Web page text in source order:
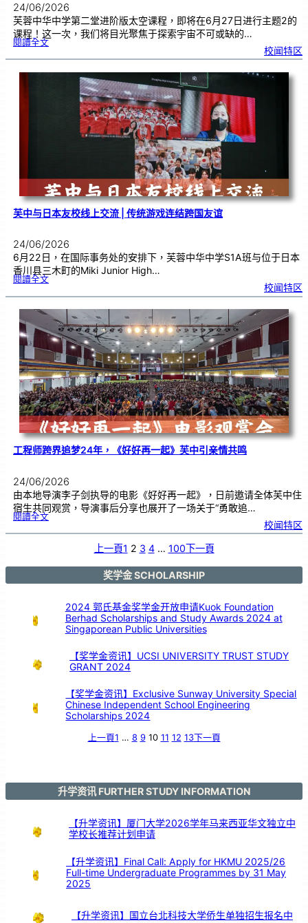
24/06/2026
芙蓉中华中学第二堂进阶版太空课程，即将在6月27日进行主题2的
课程！这一次，我们将目光聚焦于探索宇宙不可或缺的…
閱讀全文:太
程
阶
班
校闻特区
芙中与日本友校线上交流 | 传统游戏连结跨国友谊
24/06/2026
6月22日，在国际事务处的安排下，芙蓉中华中学S1A班与位于日本
香川县三木町的Miki Junior High…
閱讀全文:芙
日
友
校
线
上
流
|传
统
游
戏
连
结
跨
国
友
谊
校闻特区
工程师跨界追梦24年，《好好再一起》芙中引亲情共鸣
24/06/2026
由本地导演李子剑执导的电影《好好再一起》，日前邀请全体芙中住
宿生共同观赏，导演事后分享也展开了一场关于“勇敢追…
閱讀全文:工
跨
，
好
校闻特区
上一頁1 2 3 4 … 100下一頁
奖学金 SCHOLARSHIP
2024 郭氏基金奖学金开放申请Kuok Foundation
Berhad Scholarships and Study Awards 2024 at
Singaporean Public Universities
【奖学金资讯】UCSI UNIVERSITY TRUST STUDY
GRANT 2024
【奖学金资讯】Exclusive Sunway University Special
Chinese Independent School Engineering
Scholarships 2024
上一頁1 … 8 9 10 11 12 13下一頁
升学资讯 FURTHER STUDY INFORMATION
【升学资讯】厦门大学2026学年马来西亚华文独立中
学校长推荐计划申请
【升学资讯】Final Call: Apply for HKMU 2025/26
Full-time Undergraduate Programmes by 31 May
2025
【升学资讯】国立台北科技大学侨生单独招生报名中